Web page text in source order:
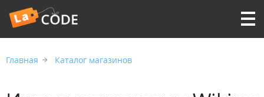
Главная Каталог магазинов